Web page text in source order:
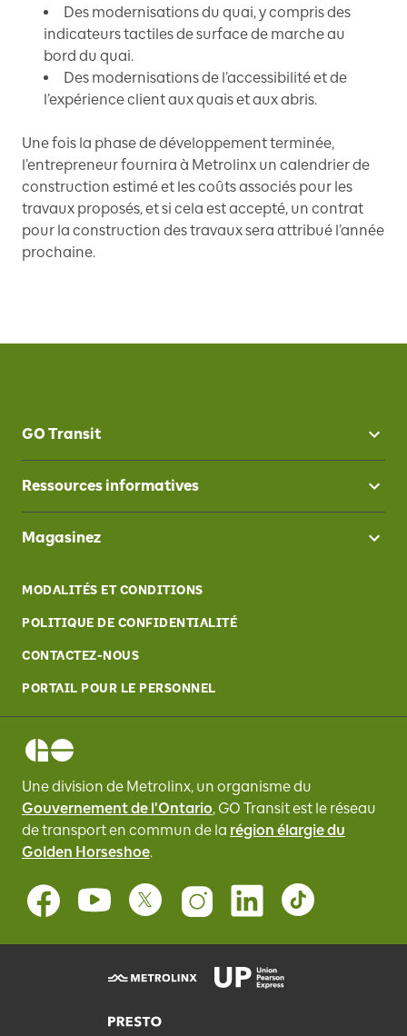
Des modernisations du quai, y compris des
indicateurs tactiles de surface de marche au
bord du quai.
Des modernisations de l’accessibilité et de
l’expérience client aux quais et aux abris.
Une fois la phase de développement terminée,
l’entrepreneur fournira à Metrolinx un calendrier de
construction estimé et les coûts associés pour les
travaux proposés, et si cela est accepté, un contrat
pour la construction des travaux sera attribué l’année
prochaine.
GO Transit
Ressources informatives
Magasinez
MODALITÉS ET CONDITIONS
POLITIQUE DE CONFIDENTIALITÉ
CONTACTEZ-NOUS
PORTAIL POUR LE PERSONNEL
Une division de Metrolinx, un organisme du
Gouvernement de l'Ontario, GO Transitest le réseau
de transport en commun de la région élargie du
Golden Horseshoe.